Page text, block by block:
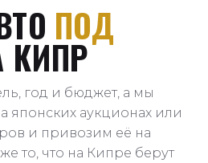
ПОД
КИПР
год и бюджет, а мы
японских аукционах или
и привозим её на
то, что на Кипре берут